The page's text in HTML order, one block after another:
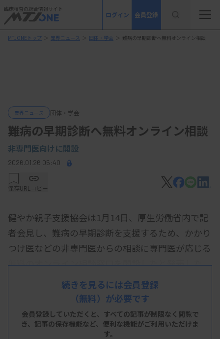
臨床検査の総合情報サイト
ログイン 会員登録
MTJONEトップ ＞ 業界ニュース ＞ 団体・学会 ＞ 難病の早期診断へ無料オンライン相談
業界ニュース 団体・学会
難病の早期診断へ無料オンライン相談
非専門医向けに開設
2026.01.26 05:40
保存URLコピー
健やか親子支援協会は1月14日、厚生労働省内で記
者会見し、難病の早期診断を支援するため、かかり
つけ医などの非専門医からの相談に専門医が応じる
無料のオンライン相談窓口を開設したと発表した。
「診断がつかない」「どの疾患を疑うべきか分から
ない」などの相談に各領域の研究班や学会などの専
門医が応じ、診断をサポートする。
協会は、「複数の医療機関を受診し続け、確定診断
続きを見るには会員登録
（無料）が必要です
会員登録していただくと、すべての記事が制限なく閲覧で
き、 記事の保存機能など、便利な機能がご利用いただけま
す。